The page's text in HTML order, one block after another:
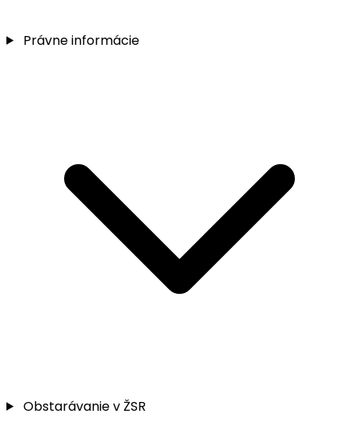
Právne informácie
Obstarávanie v ŽSR